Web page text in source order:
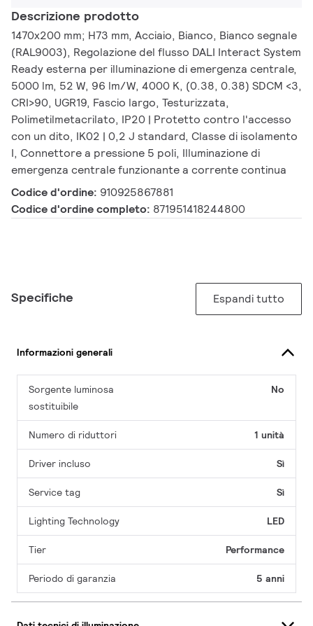
Descrizione prodotto
1470x200 mm; H73 mm, Acciaio, Bianco, Bianco segnale
(RAL9003), Regolazione del flusso DALI Interact System
Ready esterna per illuminazione di emergenza centrale,
5000 lm, 52 W, 96 lm/W, 4000 K, (0.38, 0.38) SDCM <3,
CRI>90, UGR19, Fascio largo, Testurizzata,
Polimetilmetacrilato, IP20 | Protetto contro l'accesso
con un dito, IK02 | 0,2 J standard, Classe di isolamento
I, Connettore a pressione 5 poli, Illuminazione di
emergenza centrale funzionante a corrente continua
Codice d'ordine: 910925867881
Codice d'ordine completo: 871951418244800
Specifiche Espandi tutto
Informazioni generali
Sorgente luminosa
sostituibile
No
Numero di riduttori 1 unità
Driver incluso Sì
Service tag Sì
Lighting Technology LED
Tier Performance
Periodo di garanzia 5 anni